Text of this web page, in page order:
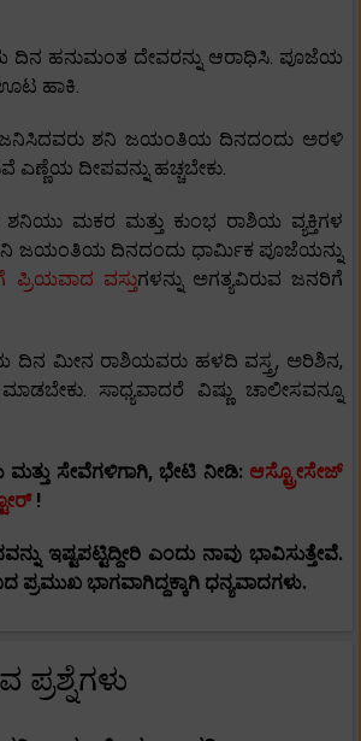
ಹನುಮಂತ ದೇವರನ್ನು ಆರಾಧಿಸಿ. ಪೂಜೆಯ
ಊಟ ಹಾಕಿ.
ಶನಿ ಜಯಂತಿಯ ದಿನದಂದು ಅರಳಿ
ಎಣ್ಣೆಯ ದೀಪವನ್ನು ಹಚ್ಚಬೇಕು.
ಶನಿಯು ಮಕರ ಮತ್ತು ಕುಂಭ ರಾಶಿಯ ವ್ಯಕ್ತಿಗಳ
ಜಯಂತಿಯ ದಿನದಂದು ಧಾರ್ಮಿಕ ಪೂಜೆಯನ್ನು
ಪ್ರಿಯವಾದ ವಸ್ತುಗಳನ್ನು ಅಗತ್ಯವಿರುವ ಜನರಿಗೆ
ಮೀನ ರಾಶಿಯವರು ಹಳದಿ ವಸ್ತ್ರ, ಅರಿಶಿನ,
ಸಾಧ್ಯವಾದರೆ ವಿಷ್ಣು ಚಾಲೀಸವನ್ನೂ
ಮತ್ತು ಸೇವೆಗಳಿಗಾಗಿ, ಭೇಟಿ ನೀಡಿ: ಆಸ್ಟ್ರೋಸೇಜ್
!
ಇಷ್ಟಪಟ್ಟಿದ್ದೀರಿ ಎಂದು ನಾವು ಭಾವಿಸುತ್ತೇವೆ.
ಪ್ರಮುಖ ಭಾಗವಾಗಿದ್ದಕ್ಕಾಗಿ ಧನ್ಯವಾದಗಳು.
ಪ್ರಶ್ನೆಗಳು